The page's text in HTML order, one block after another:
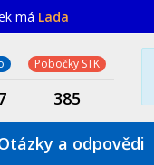
má Lada
Pobočky STK
385
a odpovědi